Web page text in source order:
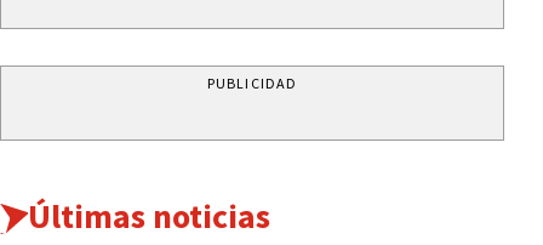
PUBLICIDAD
Últimas noticias